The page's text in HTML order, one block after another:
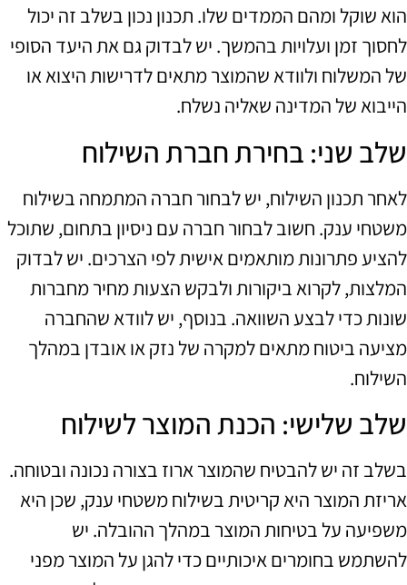
הוא שוקל ומהם הממדים שלו. תכנון נכון בשלב זה יכול
לחסוך זמן ועלויות בהמשך. יש לבדוק גם את היעד הסופי
של המשלוח ולוודא שהמוצר מתאים לדרישות היצוא או
הייבוא של המדינה שאליה נשלח.
שלב שני: בחירת חברת השילוח
לאחר תכנון השילוח, יש לבחור חברה המתמחה בשילוח
משטחי ענק. חשוב לבחור חברה עם ניסיון בתחום, שתוכל
להציע פתרונות מותאמים אישית לפי הצרכים. יש לבדוק
המלצות, לקרוא ביקורות ולבקש הצעות מחיר מחברות
שונות כדי לבצע השוואה. בנוסף, יש לוודא שהחברה
מציעה ביטוח מתאים למקרה של נזק או אובדן במהלך
השילוח.
שלב שלישי: הכנת המוצר לשילוח
בשלב זה יש להבטיח שהמוצר ארוז בצורה נכונה ובטוחה.
אריזת המוצר היא קריטית בשילוח משטחי ענק, שכן היא
משפיעה על בטיחות המוצר במהלך ההובלה. יש
להשתמש בחומרים איכותיים כדי להגן על המוצר מפני